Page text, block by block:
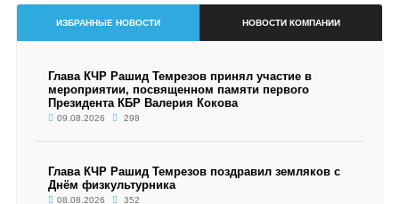
ИЗБРАННЫЕ НОВОСТИ НОВОСТИ КОМПАНИИ
Глава КЧР Рашид Темрезов принял участие в
мероприятии, посвященном памяти первого
Президента КБР Валерия Кокова
09.08.2026 298
Глава КЧР Рашид Темрезов поздравил земляков с
Днём физкультурника
08.08.2026 352